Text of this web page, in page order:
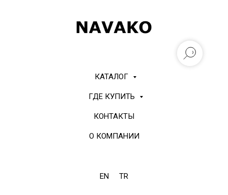
КАТАЛОГ
ГДЕ КУПИТЬ
КОНТАКТЫ
О КОМПАНИИ
EN TR